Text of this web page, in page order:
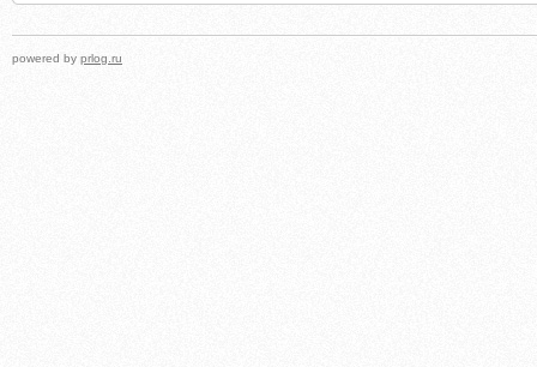
powered by prlog.ru